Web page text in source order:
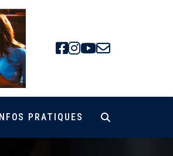
Facebook
Instagram
Youtube
PRATIQUES